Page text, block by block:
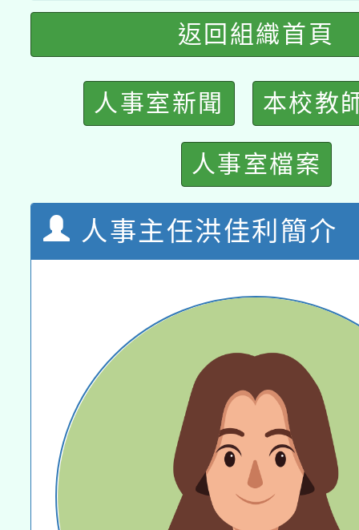
業技術研究院辦理「
用水績優單位及節水達
動」
115年8月22日(星期六
桃園市孔廟祈福系列
開 智慧啟航」
2026年桃園地景藝術
返回組織首頁
人事室新聞 本校教
人事室檔案
人事主任洪佳利簡介